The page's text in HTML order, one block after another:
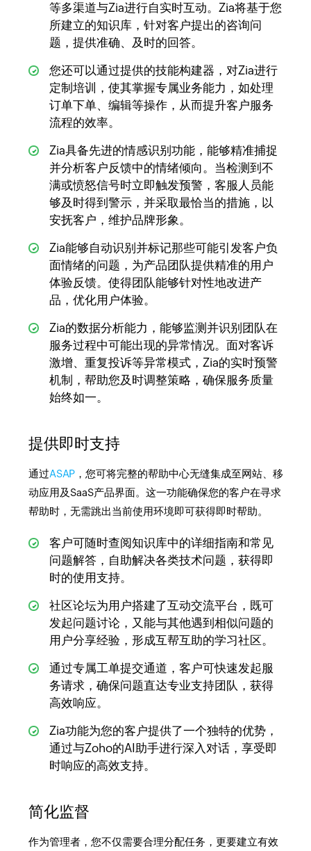
等多渠道与Zia进行自实时互动。Zia将基于您
所建立的知识库，针对客户提出的咨询问
题，提供准确、及时的回答。
您还可以通过提供的技能构建器，对Zia进行
定制培训，使其掌握专属业务能力，如处理
订单下单、编辑等操作，从而提升客户服务
流程的效率。
Zia具备先进的情感识别功能，能够精准捕捉
并分析客户反馈中的情绪倾向。当检测到不
满或愤怒信号时立即触发预警，客服人员能
够及时得到警示，并采取最恰当的措施，以
安抚客户，维护品牌形象。
Zia能够自动识别并标记那些可能引发客户负
面情绪的问题，为产品团队提供精准的用户
体验反馈。使得团队能够针对性地改进产
品，优化用户体验。
Zia的数据分析能力，能够监测并识别团队在
服务过程中可能出现的异常情况。面对客诉
激增、重复投诉等异常模式，Zia的实时预警
机制，帮助您及时调整策略，确保服务质量
始终如一。
提供即时支持
通过ASAP，您可将完整的帮助中心无缝集成至网站、移
动应用及SaaS产品界面。这一功能确保您的客户在寻求
帮助时，无需跳出当前使用环境即可获得即时帮助。
客户可随时查阅知识库中的详细指南和常见
问题解答，自助解决各类技术问题，获得即
时的使用支持。
社区论坛为用户搭建了互动交流平台，既可
发起问题讨论，又能与其他遇到相似问题的
用户分享经验，形成互帮互助的学习社区。
通过专属工单提交通道，客户可快速发起服
务请求，确保问题直达专业支持团队，获得
高效响应。
Zia功能为您的客户提供了一个独特的优势，
通过与Zoho的AI助手进行深入对话，享受即
时响应的高效支持。
简化监督
作为管理者，您不仅需要合理分配任务，更要建立有效